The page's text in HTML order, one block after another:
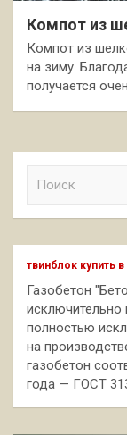
Компот из
Компот из
на зиму.
получается
к
твинблок купить
Газобетон
исключительно
полностью
на
газобетон
года — ГОСТ